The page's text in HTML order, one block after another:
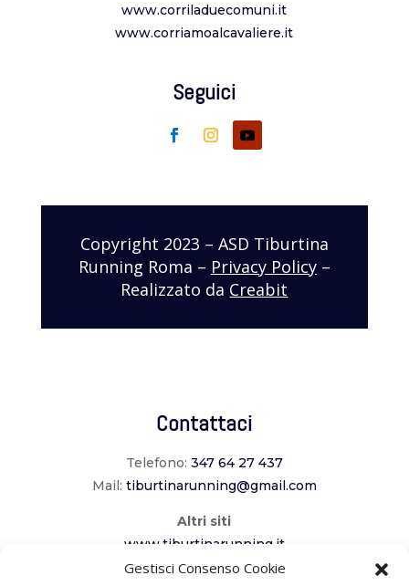
Gestisci Consenso Cookie
www.corriladuecomuni.it
www.corriamoalcavaliere.it
Seguici
Copyright 2023 – ASD Tiburtina
Running Roma – Privacy Policy–
Realizzato da Creabit
Contattaci
Telefono: 347 64 27 437
Mail: tiburtinarunning@gmail.com
Altri siti
www.tiburtinarunning.it
www.corriladuecomuni.it